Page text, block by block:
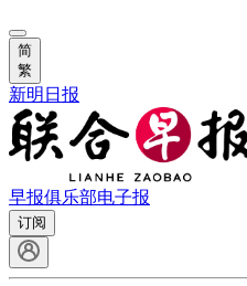
简
繁
新明日报
早报俱乐部电子报
订阅